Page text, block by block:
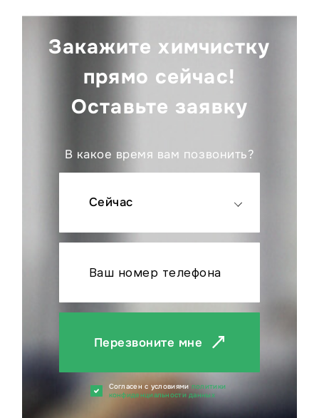
Закажите химчистку
прямо сейчас!
Оставьте заявку
В какое время вам позвонить?
Сейчас
Перезвоните мне
Cогласен с условиями политики
конфиденциальности данных